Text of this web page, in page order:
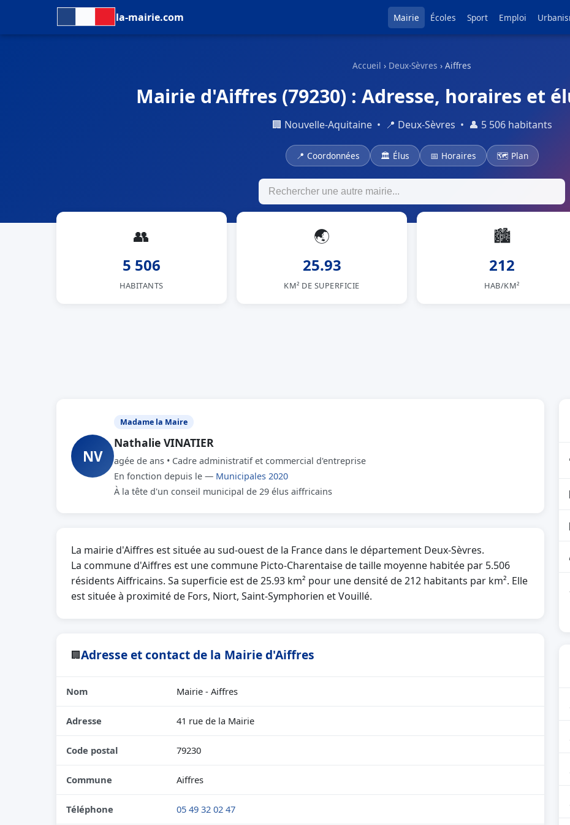
la-mairie.com Mairie Écoles Sport Emploi
Accueil › Deux-Sèvres › Aiffres
Mairie d'Aiffres (79230) : Adresse, horaires et
🏢 Nouvelle-Aquitaine • 📍 Deux-Sèvres • 👤 5 506 habitants
📍 Coordonnées 🏛 Élus 📅 Horaires 🗺 Plan
👥
5 506
HABITANTS
🌏
25.93
KM² DE SUPERFICIE
🏙
212
HAB/KM²
NV
Madame la Maire
Nathalie VINATIER
agée de ans • Cadre administratif et commercial d'entreprise
En fonction depuis le — Municipales 2020
À la tête d'un conseil municipal de 29 élus aiffricains
La mairie d'Aiffres est située au sud-ouest de la France dans le département Deux-Sèvres.
La commune d'Aiffres est une commune Picto-Charentaise de taille moyenne habitée par 5.506
résidents Aiffricains. Sa superficie est de 25.93 km² pour une densité de 212 habitants par km². Elle
est située à proximité de Fors, Niort, Saint-Symphorien et Vouillé.
🏢Adresse et contact de la Mairie d'Aiffres
Nom Mairie - Aiffres
Adresse 41 rue de la Mairie
Code postal 79230
Commune Aiffres
Téléphone 05 49 32 02 47